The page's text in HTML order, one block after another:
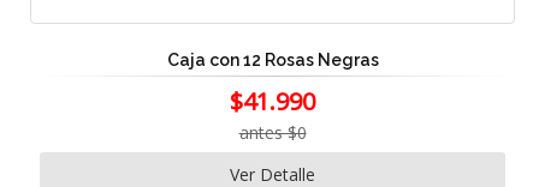
Caja con 12 Rosas Negras
$41.990
antes $0
Ver Detalle